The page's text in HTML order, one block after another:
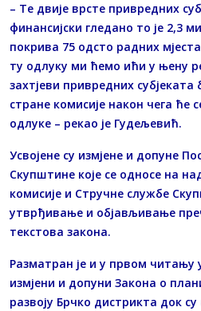
– Те двије врсте привредних
финансијски гледано то је 2,3
покрива 75 одсто радних
ту одлуку ми ћемо ићи у њену
захтјеви привредних
стране комисије након чега ће
одлуке – рекао је Гудељевић.
Усвојене су измјене и допуне
Скупштине које се односе на
комисије и Стручне службе
утврђивање и објављивање
текстова закона.
Разматран је и у првом читању
измјени и допуни Закона о
развоју Брчко дистрикта док